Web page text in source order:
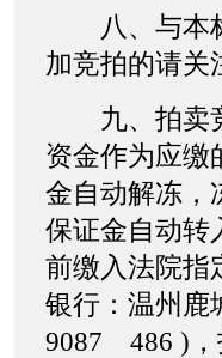
八、与本标
加竞拍的请关
九、拍卖竞
资金作为应缴
金自动解冻，
保证金自动转
前缴入法院指
银行：温州
9087 486 )，